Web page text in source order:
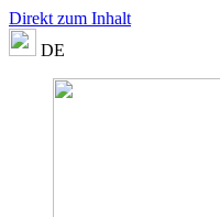
Direkt zum Inhalt
DE